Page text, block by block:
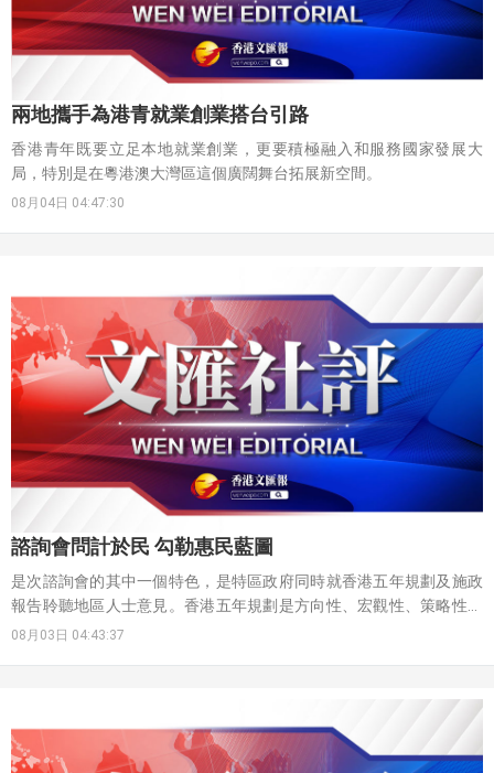
兩地攜手為港青就業創業搭台引路
香港青年既要立足本地就業創業，更要積極融入和服務國家發展大
局，特別是在粵港澳大灣區這個廣闊舞台拓展新空間。
08月04日 04:47:30
諮詢會問計於民 勾勒惠民藍圖
是次諮詢會的其中一個特色，是特區政府同時就香港五年規劃及施政
報告聆聽地區人士意見。香港五年規劃是方向性、宏觀性、策略性指
導文件，而施政報告則是香港五年規劃的年度報告，彼此一脈相承。
議題是什麼、市民最需要滿足的是什麼。不少市民在諮詢會中表達對
北部都會區的期望。值得注意的是，除了創科產業外，市民還希望特
區政府用好北部都會區建設的契機，規劃出「超級長者社區」，既令
08月03日 04:43:37